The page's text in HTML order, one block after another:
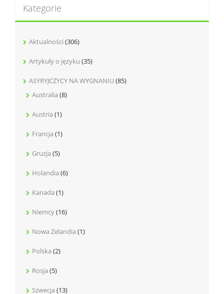
Kategorie
Aktualności (306)
Artykuły o języku (35)
ASYRYJCZYCY NA WYGNANIU(85)
Australia (8)
Austria (1)
Francja (1)
Gruzja (5)
Holandia (6)
Kanada (1)
Niemcy(16)
Nowa Zelandia (1)
Polska (2)
Rosja (5)
Szwecja (13)